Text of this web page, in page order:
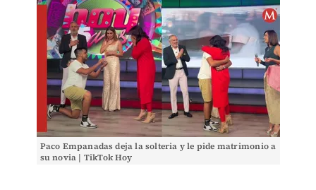
Paco Empanadas deja la solteria y le pide matrimonio a
su novia | TikTok Hoy